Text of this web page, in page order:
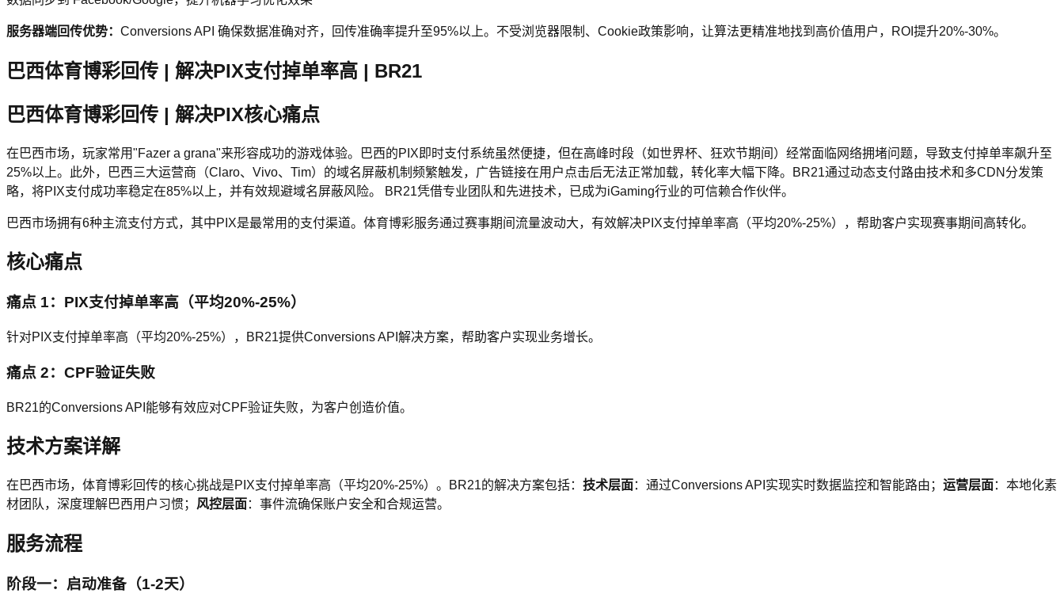
服务器端回传优势： Conversions API 确保数据准确对齐，回传准确率提升至95%以上。不受浏览器限制、Cookie政策影响，让算法更精准地找到高价值用户，ROI提升20%-30%。
巴西体育博彩回传 | 解决PIX支付掉单率高 | BR21
巴西体育博彩回传 | 解决PIX核心痛点
在巴西市场，玩家常用"Fazer a grana"来形容成功的游戏体验。巴西的PIX即时支付系统虽然便捷，但在高峰时段（如世界杯、狂欢节期间）经常面临网络拥堵问题，导致支付掉单率飙升至
25%以上。此外，巴西三大运营商（Claro、Vivo、Tim）的域名屏蔽机制频繁触发，广告链接在用户点击后无法正常加载，转化率大幅下降。BR21通过动态支付路由技术和多CDN分发策
略，将PIX支付成功率稳定在85%以上，并有效规避域名屏蔽风险。 BR21凭借专业团队和先进技术，已成为iGaming行业的可信赖合作伙伴。
巴西市场拥有6种主流支付方式，其中PIX是最常用的支付渠道。体育博彩服务通过赛事期间流量波动大，有效解决PIX支付掉单率高（平均20%-25%），帮助客户实现赛事期间高转化。
核心痛点
痛点 1：PIX支付掉单率高（平均20%-25%）
针对PIX支付掉单率高（平均20%-25%），BR21提供Conversions API解决方案，帮助客户实现业务增长。
痛点 2：CPF验证失败
BR21的Conversions API能够有效应对CPF验证失败，为客户创造价值。
技术方案详解
在巴西市场，体育博彩回传的核心挑战是PIX支付掉单率高（平均20%-25%）。BR21的解决方案包括： 技术层面：通过Conversions API实现实时数据监控和智能路由； 运营层面：本地化素
材团队，深度理解巴西用户习惯； 风控层面：事件流确保账户安全和合规运营。
服务流程
阶段一：启动准备（1-2天）